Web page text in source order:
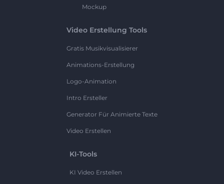
Mockup
Video Erstellung Tools
Gratis Musikvisualisierer
Animations-Erstellung
Logo-Animation
Intro Ersteller
Generator Für Animierte Texte
Video Erstellen
KI-Tools
KI Video Erstellen